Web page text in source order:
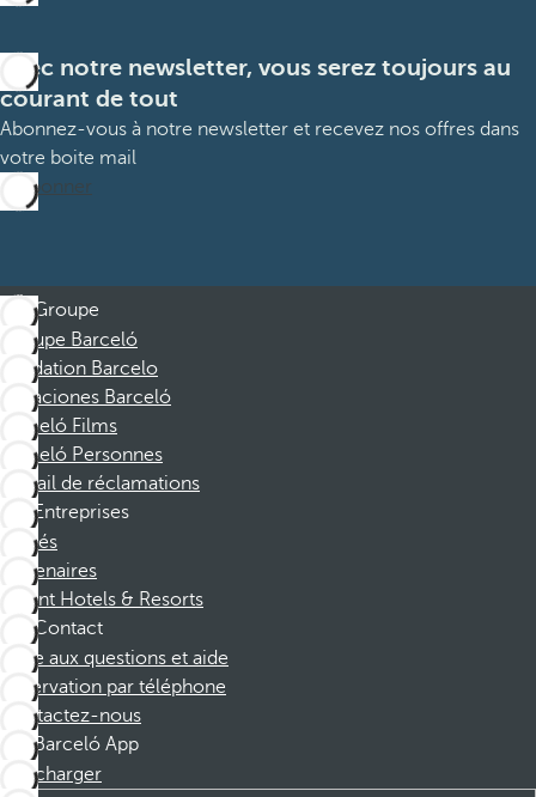
Avec notre newsletter, vous serez toujours au
courant de tout
Abonnez-vous à notre newsletter et recevez nos offres dans
votre boite mail
M’abonner
Groupe
Groupe Barceló
Fondation Barcelo
Vacaciones Barceló
Barceló Films
Barceló Personnes
Portail de réclamations
Entreprises
Affiliés
Partenaires
Dorint Hotels & Resorts
Contact
Foire aux questions et aide
Réservation par téléphone
Contactez-nous
Barceló App
Télécharger